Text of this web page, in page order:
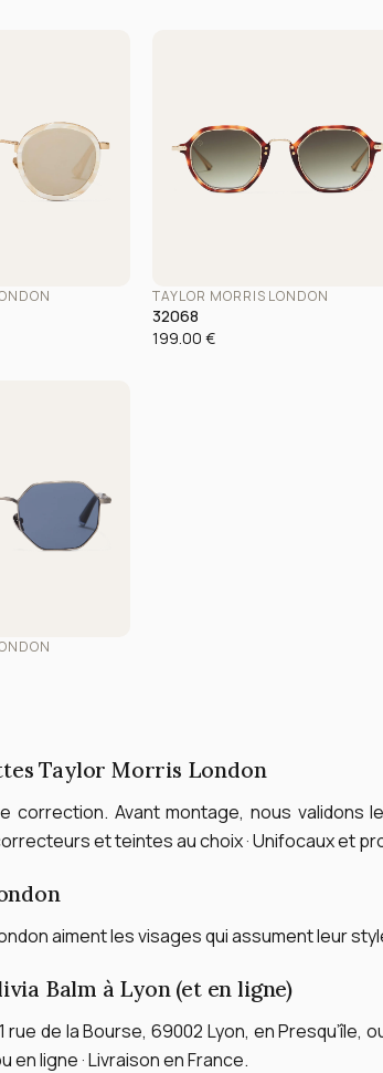
TAYLOR MORRIS LONDON
32068
199.00 €
Taylor Morris London
Avant montage, nous validons
et teintes au choix · Unifocaux et
aiment les visages qui assument leur
Balm à Lyon (et en ligne)
de la Bourse, 69002 Lyon, en
en ligne · Livraison en France.